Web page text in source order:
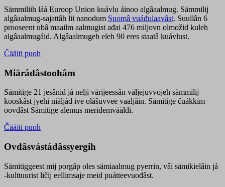
Sämmiliih láá Euroop Union kuávlu áinoo algâaalmug. Sämmilij
algâaalmug-sajattâh lii nanodum Suomâ vuáđulaavâst. Suullân 6
prooseent ubâ maailm aalmugist ađai 476 miljovn olmožid kuleh
algâaalmugáid. Algâaalmugeh eleh 90 eres staatâ kuávlust.
Čääiti puoh
Miärádâstoohâm
Sämitige 21 jesânid já nelji värijeessân väljejuvvojeh sämmilij
kooskâst jyehi niäljád ive olášuvvee vaaljâin. Sämitige čuákkim
oovdâst Sämitige alemus meridemvääldi.
Čääiti puoh
Ovdâsvástádâssyergih
Sämitiggeest mij porgâp oles sämiaalmug pyerrin, vâi sämikielâin já
-kulttuurist ličij eellimsaje meid puátteevuođâst.